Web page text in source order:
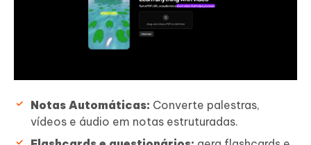
Notas Automáticas: Converte palestras,
vídeos e áudio em notas estruturadas.